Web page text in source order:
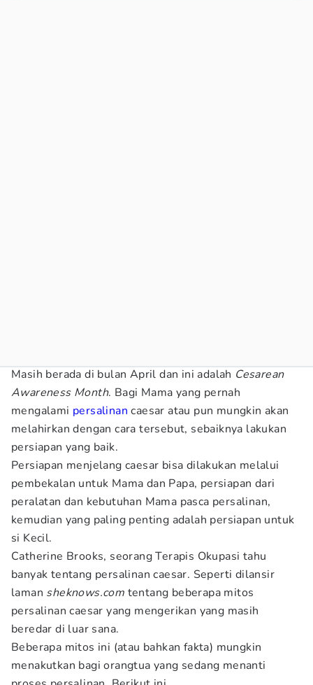
Masih berada di bulan April dan ini adalah Cesarean
Awareness Month. Bagi Mama yang pernah
mengalami persalinan caesar atau pun mungkin akan
melahirkan dengan cara tersebut, sebaiknya lakukan
persiapan yang baik.
Persiapan menjelang caesar bisa dilakukan melalui
pembekalan untuk Mama dan Papa, persiapan dari
peralatan dan kebutuhan Mama pasca persalinan,
kemudian yang paling penting adalah persiapan untuk
si Kecil.
Catherine Brooks, seorang Terapis Okupasi tahu
banyak tentang persalinan caesar. Seperti dilansir
laman sheknows.com tentang beberapa mitos
persalinan caesar yang mengerikan yang masih
beredar di luar sana.
Beberapa mitos ini (atau bahkan fakta) mungkin
menakutkan bagi orangtua yang sedang menanti